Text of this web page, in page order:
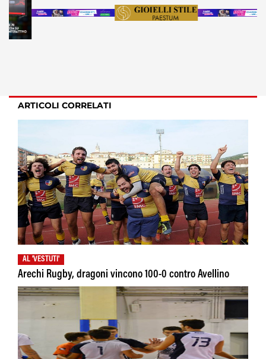
ARTICOLI CORRELATI
AL 'VESTUTI'
Arechi Rugby, dragoni vincono 100-0 contro Avellino